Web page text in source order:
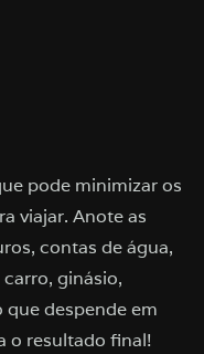
pode minimizar os
viajar. Anote as
contas de água,
ginásio,
despende em
o resultado final!